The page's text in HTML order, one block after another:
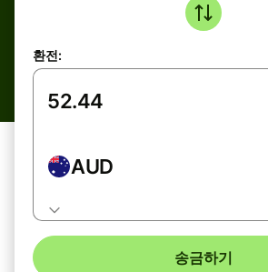
환전:
AUD
송금하기